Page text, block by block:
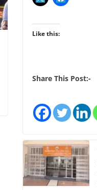
Like this:
Share This Post:-